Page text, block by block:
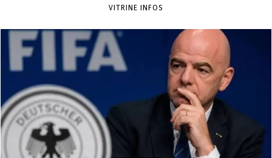
VITRINE INFOS